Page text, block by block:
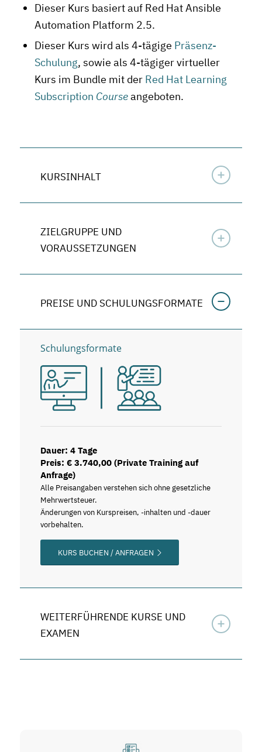
Dieser Kurs basiert auf Red Hat Ansible
Automation Platform 2.5.
Dieser Kurs wird als 4-tägige Präsenz-
Schulung, sowie als 4-tägiger virtueller
Kurs im Bundle mit der Red Hat Learning
Subscription Courseangeboten.
KURSINHALT
ZIELGRUPPE UND
VORAUSSETZUNGEN
PREISE UND SCHULUNGSFORMATE
Schulungsformate
Dauer: 4 Tage
Preis: € 3.740,00 (Private Training auf
Anfrage)
Alle Preisangaben verstehen sich ohne gesetzliche
Mehrwertsteuer.
Änderungen von Kurspreisen, -inhalten und -dauer
vorbehalten.
KURS BUCHEN / ANFRAGEN
WEITERFÜHRENDE KURSE UND
EXAMEN